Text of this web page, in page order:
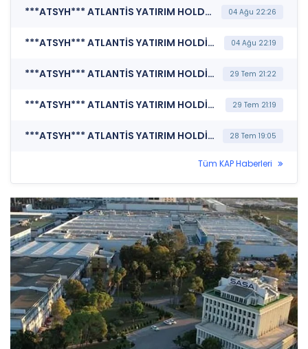
***ATSYH*** ATLANTİS YATIRIM HOLDİNG A.Ş. (Şirket Genel Bilgi Formu) 04 Ağu 22:26
***ATSYH*** ATLANTİS YATIRIM HOLDİNG A.Ş. (Özel Durum Açıklaması (Genel)) 04 Ağu 22:19
***ATSYH*** ATLANTİS YATIRIM HOLDİNG A.Ş. (Şirket Genel Bilgi Formu) 29 Tem 21:22
***ATSYH*** ATLANTİS YATIRIM HOLDİNG A.Ş. (Pay Alım Satım Bildirimi) 29 Tem 21:19
***ATSYH*** ATLANTİS YATIRIM HOLDİNG A.Ş. (Şirket Genel Bilgi Formu) 28 Tem 19:05
Tüm KAP Haberleri